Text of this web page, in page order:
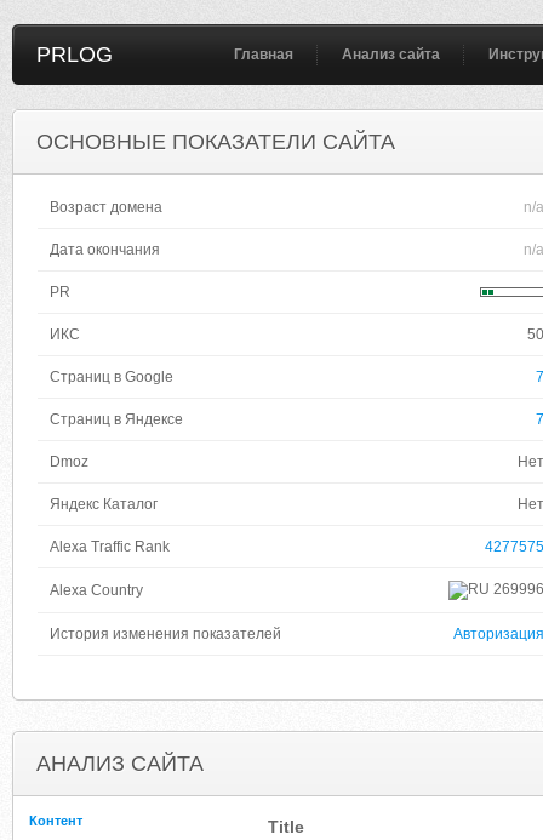
PRLOG Главная Анализ сайта
ОСНОВНЫЕ ПОКАЗАТЕЛИ САЙТА
Возраст домена n/a
Дата окончания n/a
PR
ИКС 50
Страниц в Google 7
Страниц в Яндексе 7
Dmoz Нет
Яндекс Каталог Нет
Alexa Traffic Rank 4277575
Alexa Country 269996
История изменения показателей Авторизация
АНАЛИЗ САЙТА
Контент Title